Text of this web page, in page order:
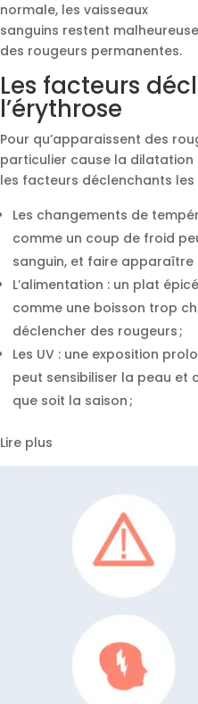
normale, les vaisseaux
sanguins restent
des rougeurs permanentes.
Les facteurs
l’érythrose
Pour qu’apparaissent des
particulier cause la dilatation
les facteurs déclenchants les
Les changements de
comme un coup de froid
sanguin, et faire apparaître
L’alimentation : un plat
comme une boisson trop
déclencher des rougeurs ;
Les UV : une exposition
peut sensibiliser la peau et
que soit la saison ;
Lire plus